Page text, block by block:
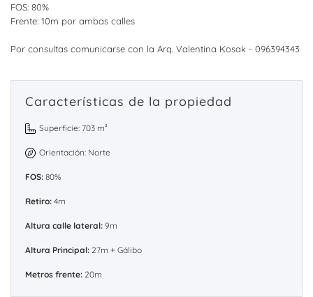
FOS: 80%
Frente: 10m por ambas calles
Por consultas comunicarse con la Arq. Valentina Kosak - 096394343
Características de la propiedad
Superficie: 703 m²
Orientación: Norte
FOS: 80%
Retiro: 4m
Altura calle lateral: 9m
Altura Principal: 27m + Gálibo
Metros frente: 20m